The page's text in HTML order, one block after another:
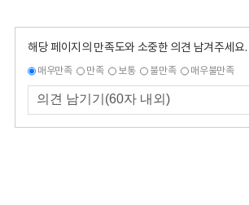
해당 페이지의 만족도와 소중한 의견 남겨주세요.
매우만족 만족 보통 불만족 매우불만족